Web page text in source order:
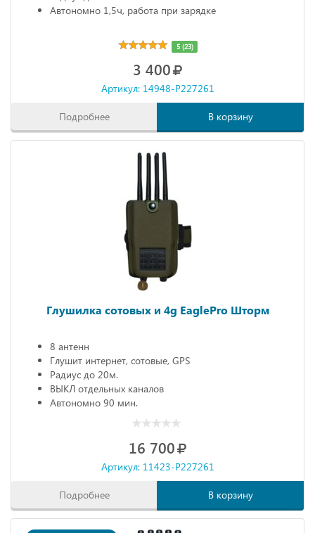
Автономно 1,5ч, работа при зарядке
5 (23)
3 400
Артикул: 14948-P227261
Подробнее В корзину
Глушилка сотовых и 4g EaglePro Шторм
8 антенн
Глушит интернет, сотовые, GPS
Радиус до 20м.
ВЫКЛ отдельных каналов
Автономно 90 мин.
16 700
Артикул: 11423-P227261
Подробнее В корзину